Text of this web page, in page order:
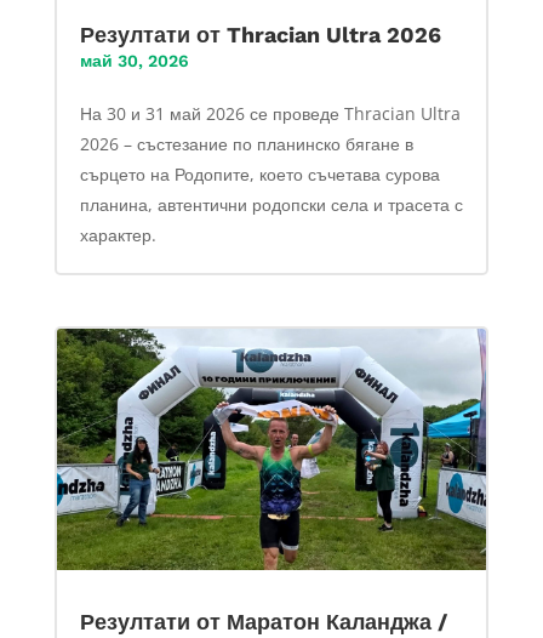
Резултати от Thracian Ultra 2026
май 30, 2026
На 30 и 31 май 2026 се проведе Thracian Ultra
2026 – състезание по планинско бягане в
сърцето на Родопите, което съчетава сурова
планина, автентични родопски села и трасета с
характер.
Резултати от Маратон Каланджа /